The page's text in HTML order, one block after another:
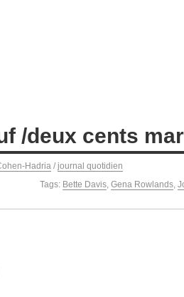
/deux cents
Hadria / journal quotidien
Tags: Bette Davis, Gena Rowlands,